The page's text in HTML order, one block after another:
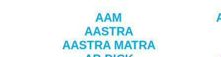
AAM
AASTRA
AASTRA MATRA